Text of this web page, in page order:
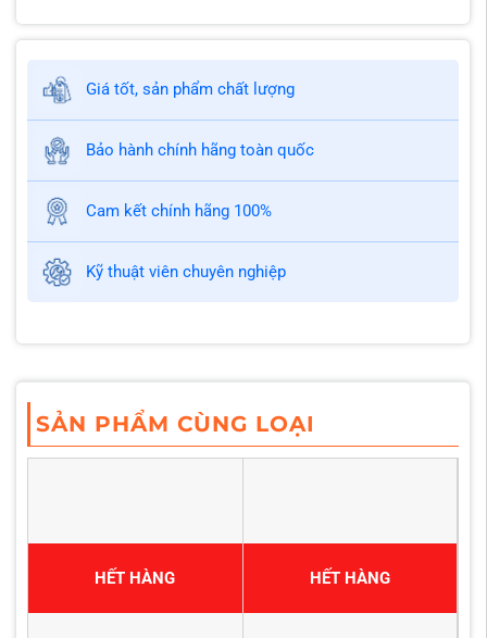
Giá tốt, sản phẩm chất lượng
Bảo hành chính hãng toàn quốc
Cam kết chính hãng 100%
Kỹ thuật viên chuyên nghiệp
SẢN PHẨM CÙNG LOẠI
HẾT HÀNG HẾT HÀNG